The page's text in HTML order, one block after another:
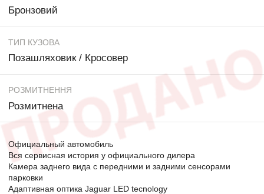
Бронзовий
ТИП КУЗОВА
Позашляховик / Кросовер
РОЗМИТНЕННЯ
Розмитнена
Официальный автомобиль
Вся сервисная история у официального дилера
Камера заднего вида с передними и задними сенсорами
парковки
Адаптивная оптика Jaguar LED tecnology